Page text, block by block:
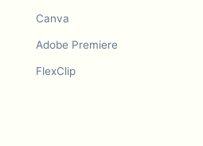
Canva
Adobe Premiere
FlexClip